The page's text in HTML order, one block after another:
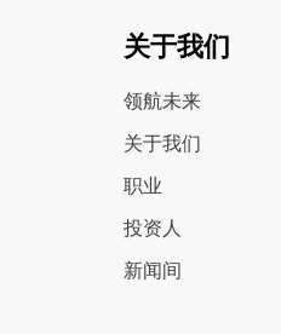
关于我们
领航未来
关于我们
职业
投资人
新闻间